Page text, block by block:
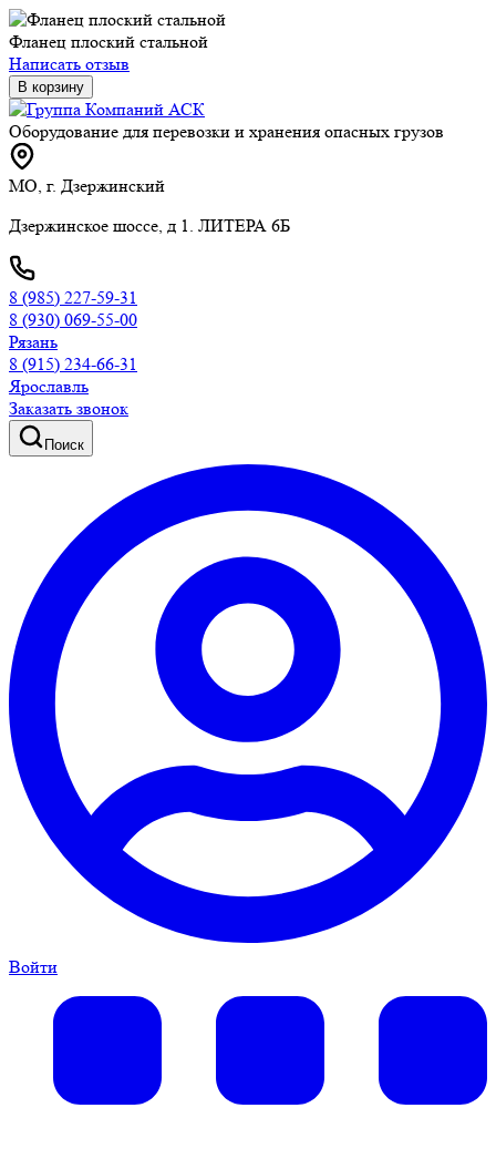
Фланец плоский стальной
Написать отзыв
В корзину
Оборудование для перевозки и хранения опасных грузов
МО, г. Дзержинский
Дзержинское шоссе, д 1. ЛИТЕРА 6Б
8 (985) 227-59-31
8 (930) 069-55-00
Рязань
8 (915) 234-66-31
Ярославль
Заказать звонок
Поиск
Войти